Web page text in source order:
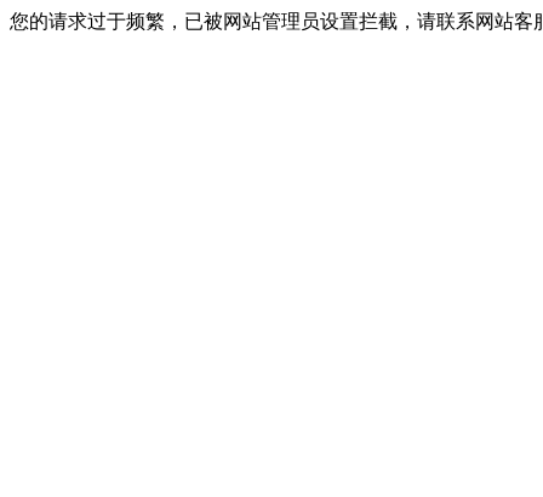
您的请求过于频繁，已被网站管理员设置拦截，请联系网站客